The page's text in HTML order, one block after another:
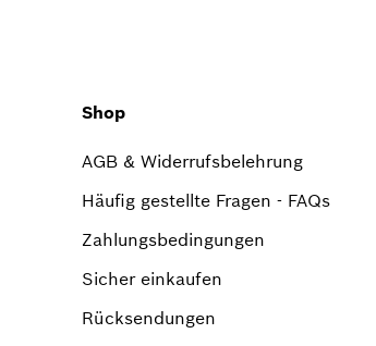
Shop
AGB & Widerrufsbelehrung
Häufig gestellte Fragen - FAQs
Zahlungsbedingungen
Sicher einkaufen
Rücksendungen